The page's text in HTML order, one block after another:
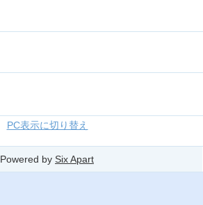
PC表示に切り替え
Powered by Six Apart